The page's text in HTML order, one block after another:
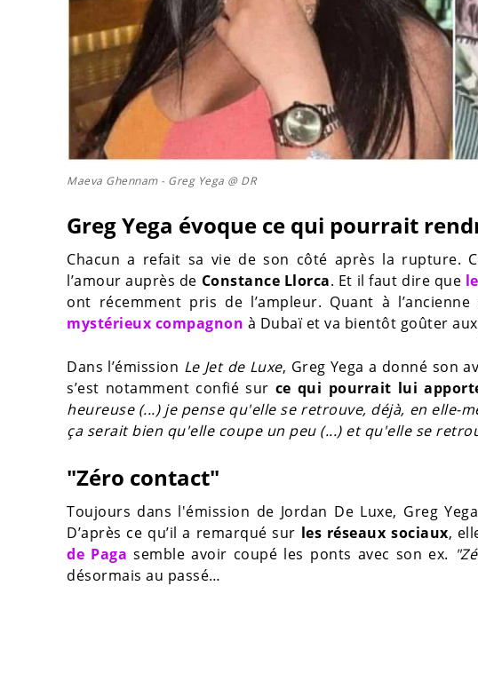
Maeva Ghennam - Greg Yega @ DR
Greg Yega évoque ce qui pourrait
Chacun a refait sa vie de son côté après la rupture.
l’amour auprès de Constance Llorca. Et il faut dire que
ont récemment pris de l’ampleur. Quant à l’ancienne
mystérieux compagnon à Dubaï et va bientôt goûter
Dans l’émission Le Jet de Luxe, Greg Yega a donné son
s’est notamment confié sur ce qui pourrait lui
heureuse (...) je pense qu'elle se retrouve, déjà, en elle-
ça serait bien qu'elle coupe un peu (...) et qu'elle se
"Zéro contact"
Toujours dans l'émission de Jordan De Luxe, Greg
D’après ce qu’il a remarqué sur les réseaux sociaux,
de Paga semble avoir coupé les ponts avec son ex.
désormais au passé…